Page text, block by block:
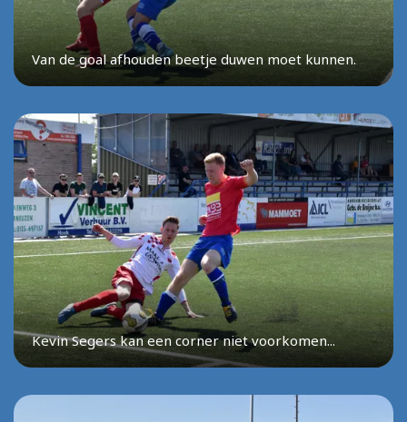
Van de goal afhouden beetje duwen moet kunnen.
Kevin Segers kan een corner niet voorkomen...